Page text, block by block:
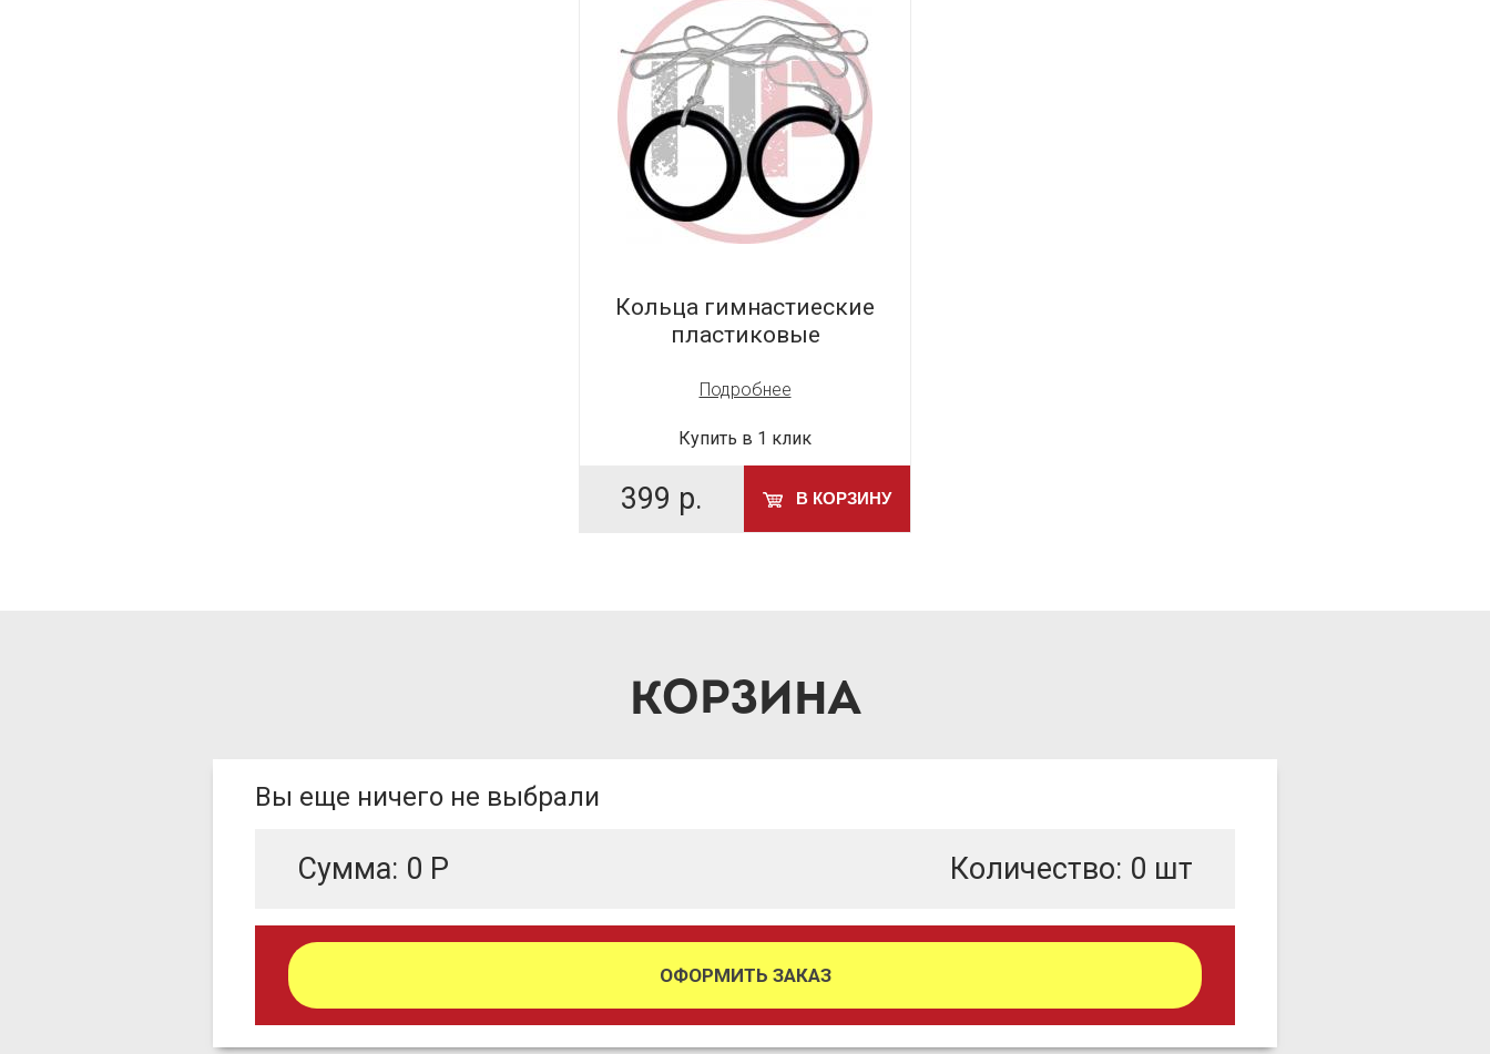
Кольца гимнастиеские
пластиковые
Подробнее
399 р. В КОРЗИНУ
Купить в 1 клик
КОРЗИНА
Вы еще ничего не выбрали
Сумма: 0 Р Количество: 0 шт
ОФОРМИТЬ ЗАКАЗ